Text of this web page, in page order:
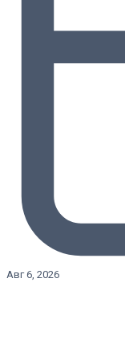
Авг 6, 2026